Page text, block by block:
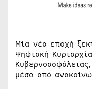
Μία νέα εποχή
Ψηφιακή
μέσα από